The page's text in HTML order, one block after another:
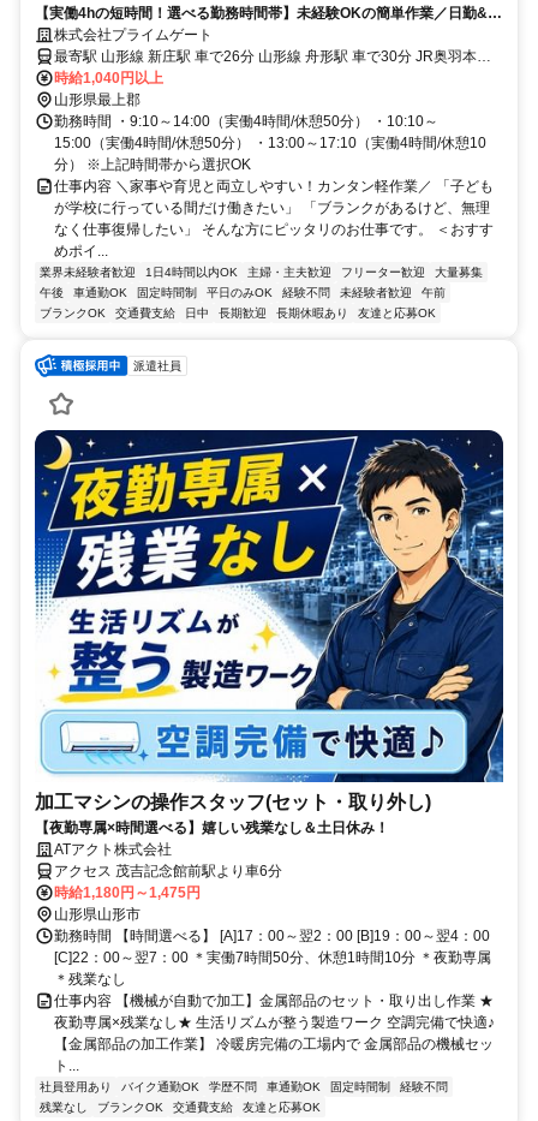
【実働4hの短時間！選べる勤務時間帯】未経験OKの簡単作業／日勤&土
日祝休み／子育て世代活躍中
株式会社プライムゲート
最寄駅 山形線 新庄駅 車で26分 山形線 舟形駅 車で30分 JR奥羽本線
(新庄～青森) 真室川駅 車で30分 奥の細道最上川ライン 升形駅 車で
14分
時給1,040円以上
山形県最上郡
勤務時間 ・9:10～14:00（実働4時間/休憩50分） ・10:10～
15:00（実働4時間/休憩50分） ・13:00～17:10（実働4時間/休憩10
分） ※上記時間帯から選択OK
仕事内容 ＼家事や育児と両立しやすい！カンタン軽作業／ 「子ども
が学校に行っている間だけ働きたい」 「ブランクがあるけど、無理
なく仕事復帰したい」 そんな方にピッタリのお仕事です。 ＜おすす
めポイ...
業界未経験者歓迎 1日4時間以内OK 主婦・主夫歓迎 フリーター歓迎
大量募集
午後
車通勤OK 固定時間制 平日のみOK 経験不問 未経験者歓迎
午前
ブランクOK
交通費支給 日中 長期歓迎 長期休暇あり 友達と応募OK
派遣社員
加工マシンの操作スタッフ(セット・取り外し)
【夜勤専属×時間選べる】嬉しい残業なし＆土日休み！
ATアクト株式会社
アクセス 茂吉記念館前駅より車6分
時給1,180円～1,475円
山形県山形市
勤務時間 【時間選べる】 [A]17：00～翌2：00 [B]19：00～翌4：00
[C]22：00～翌7：00 ＊実働7時間50分、休憩1時間10分 ＊夜勤専属
＊残業なし
仕事内容 【機械が自動で加工】金属部品のセット・取り出し作業 ★
夜勤専属×残業なし★ 生活リズムが整う製造ワーク 空調完備で快適♪
【金属部品の加工作業】 冷暖房完備の工場内で 金属部品の機械セッ
ト...
社員登用あり バイク通勤OK 学歴不問 車通勤OK 固定時間制
経験不問
残業なし
ブランクOK 交通費支給 友達と応募OK